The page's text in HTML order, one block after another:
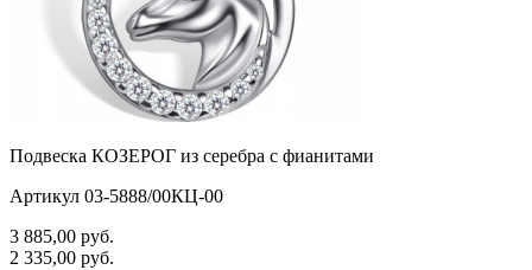
Подвеска КОЗЕРОГ из серебра с фианитами
Артикул 03-5888/00КЦ-00
3 885,00 руб.
2 335,00 руб.